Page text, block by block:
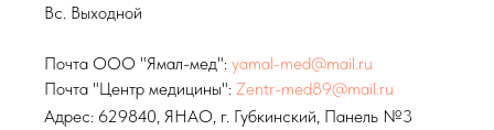
Вс. Выходной
Почта ООО "Ямал-мед": yamal-med@mail.ru
Почта "Центр медицины": Zentr-med89@mail.ru
Адрес: 629840, ЯНАО, г. Губкинский, Панель №3